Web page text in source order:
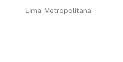
Lima Metropolitana